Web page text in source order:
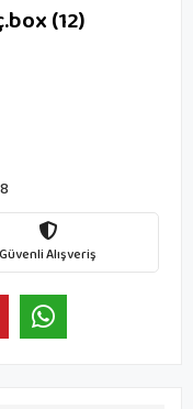
(12)
Güvenli Alışveriş